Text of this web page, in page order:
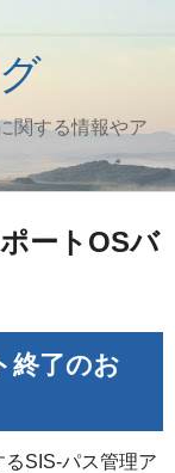
関する情報やア
ートOSバ
終了のお
SIS-パス管理ア